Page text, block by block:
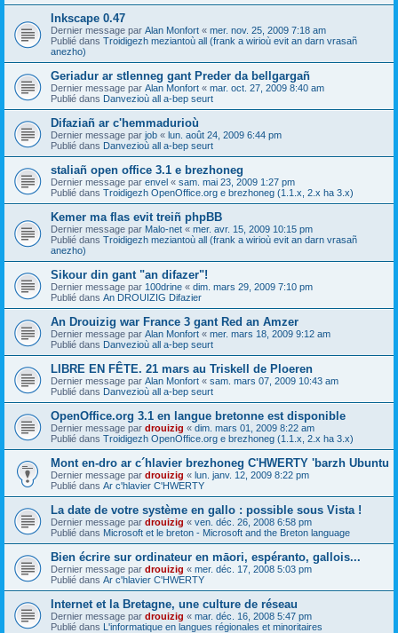
Inkscape 0.47
Dernier message par Alan Monfort « mer. nov. 25, 2009 7:18 am
Publié dans Troidigezh meziantoù all (frank a wirioù evit an darn vrasañ
anezho)
Geriadur ar stlenneg gant Preder da bellgargañ
Dernier message par Alan Monfort « mar. oct. 27, 2009 8:40 am
Publié dans Danvezioù all a-bep seurt
Difaziañ ar c'hemmadurioù
Dernier message par job « lun. août 24, 2009 6:44 pm
Publié dans Danvezioù all a-bep seurt
staliañ open office 3.1 e brezhoneg
Dernier message par envel « sam. mai 23, 2009 1:27 pm
Publié dans Troidigezh OpenOffice.org e brezhoneg (1.1.x, 2.x ha 3.x)
Kemer ma flas evit treiñ phpBB
Dernier message par Malo-net « mer. avr. 15, 2009 10:15 pm
Publié dans Troidigezh meziantoù all (frank a wirioù evit an darn vrasañ
anezho)
Sikour din gant "an difazer"!
Dernier message par 100drine « dim. mars 29, 2009 7:10 pm
Publié dans An DROUIZIG Difazier
An Drouizig war France 3 gant Red an Amzer
Dernier message par Alan Monfort « mer. mars 18, 2009 9:12 am
Publié dans Danvezioù all a-bep seurt
LIBRE EN FÊTE. 21 mars au Triskell de Ploeren
Dernier message par Alan Monfort « sam. mars 07, 2009 10:43 am
Publié dans Danvezioù all a-bep seurt
OpenOffice.org 3.1 en langue bretonne est disponible
Dernier message par drouizig « dim. mars 01, 2009 8:22 am
Publié dans Troidigezh OpenOffice.org e brezhoneg (1.1.x, 2.x ha 3.x)
Mont en-dro ar c´hlavier brezhoneg C'HWERTY 'barzh Ubuntu
Dernier message par drouizig « lun. janv. 12, 2009 8:22 pm
Publié dans Ar c'hlavier C'HWERTY
La date de votre système en gallo : possible sous Vista !
Dernier message par drouizig « ven. déc. 26, 2008 6:58 pm
Publié dans Microsoft et le breton - Microsoft and the Breton language
Bien écrire sur ordinateur en māori, espéranto, gallois...
Dernier message par drouizig « mer. déc. 17, 2008 5:03 pm
Publié dans Ar c'hlavier C'HWERTY
Internet et la Bretagne, une culture de réseau
Dernier message par drouizig « mar. déc. 16, 2008 5:47 pm
Publié dans L'informatique en langues régionales et minoritaires